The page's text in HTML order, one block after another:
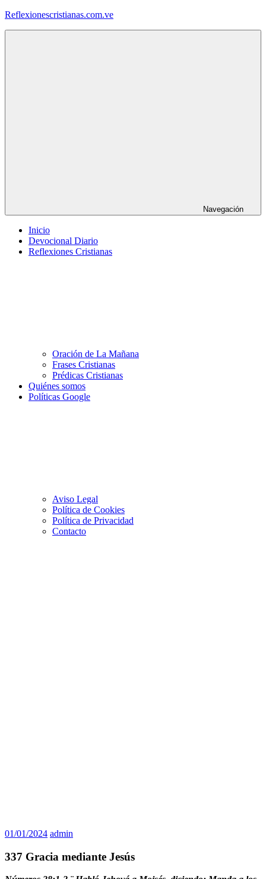
Saltar
Reflexionescristianas.com.ve
Navegación
Inicio
Devocional Diario
Reflexiones Cristianas
Oración de La Mañana
Frases Cristianas
Prédicas Cristianas
Quiénes somos
Políticas Google
Aviso Legal
Política de Cookies
Política de Privacidad
Contacto
01/01/2024 admin
337 Gracia mediante Jesús